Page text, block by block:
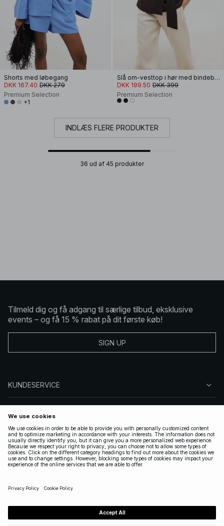
Shorts med løbegang
DKK 167.40 DKK 279
Premium Selection
+1
Slå om-vesttop i hør med bindebånd
DKK 199.50 DKK 399
Premium Selection
INDLÆS FLERE PRODUKTER
36 ud af 45 produkter
Tilmeld dig og få adgang til særlige tilbud, eksklusive
events – og få 15 % rabat på dit første køb!
SIGN UP
KUNDESERVICE
FØLG OS
GYLDIGE